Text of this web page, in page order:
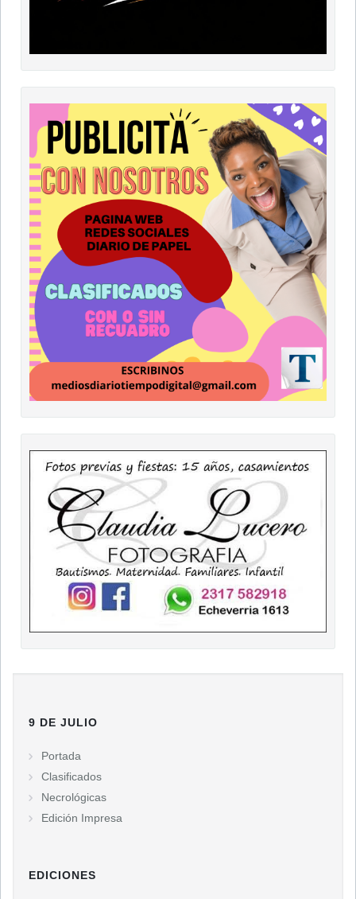
9 DE JULIO
Portada
Clasificados
Necrológicas
Edición Impresa
EDICIONES